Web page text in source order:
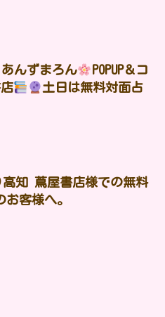
んずまろん
POPUP＆コ
土日は無料対面占
知 蔦屋書店様での無料
客様へ。